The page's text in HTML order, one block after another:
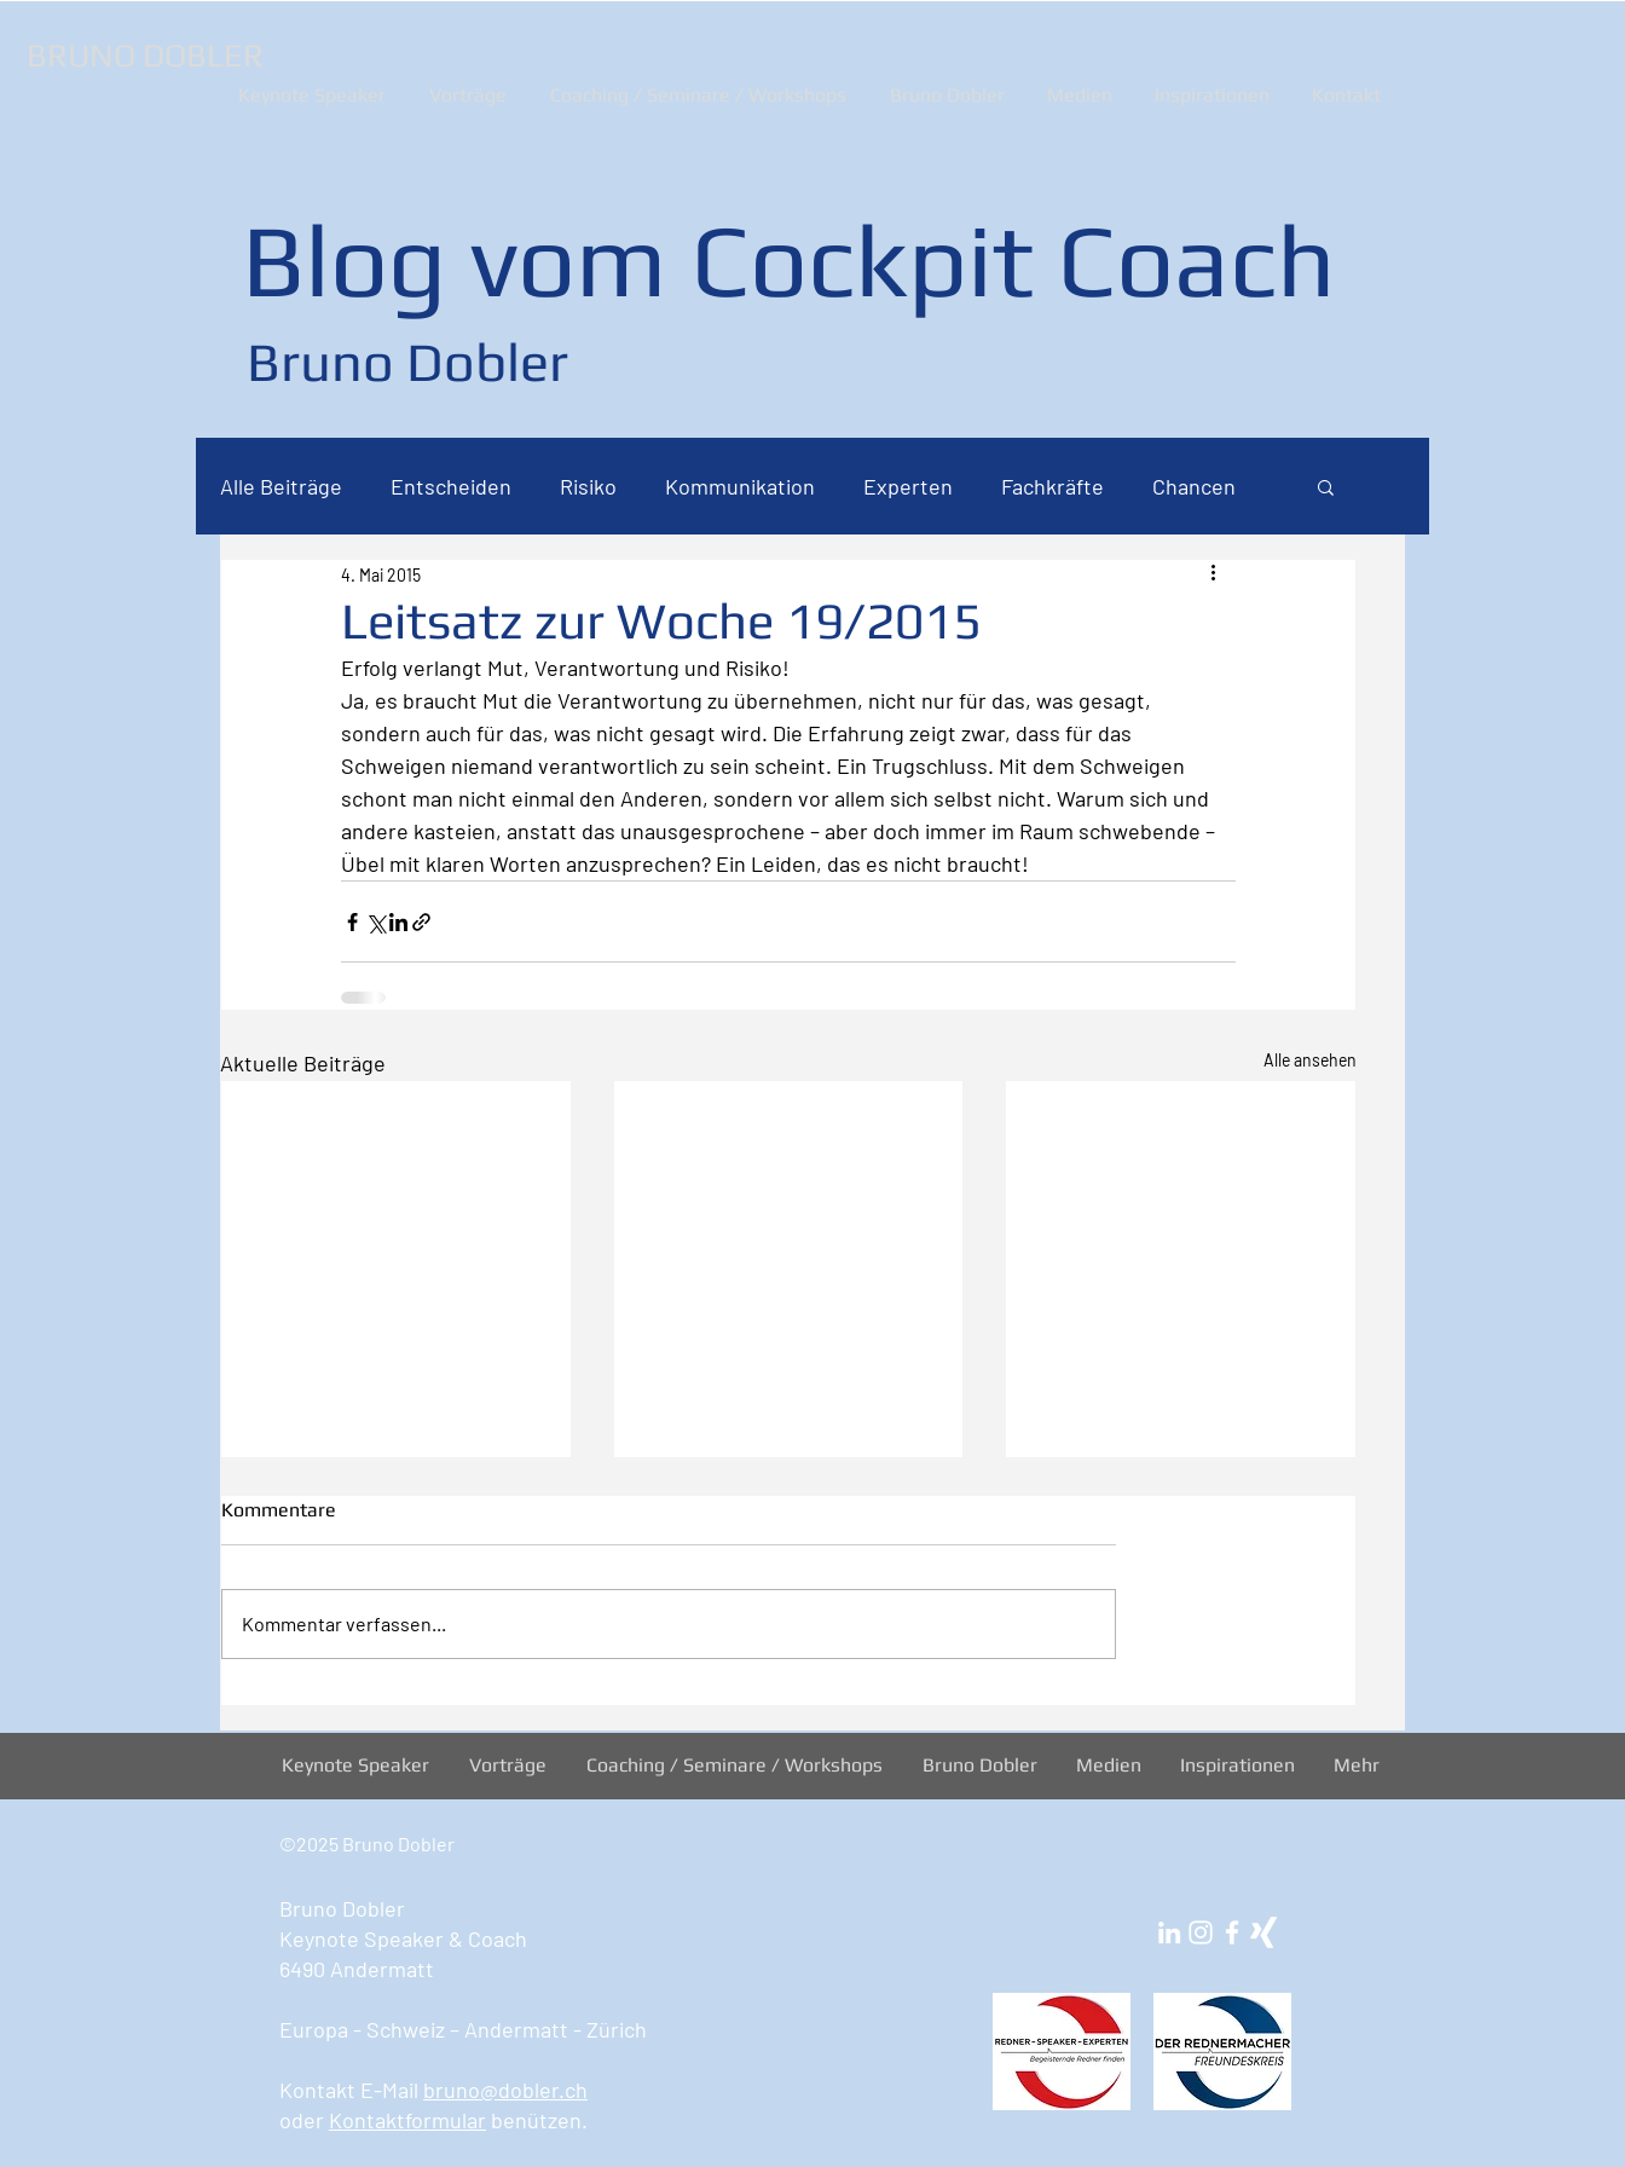
BRUNO DOBLER
Keynote Speaker Vorträge Coaching / Seminare / Workshops Bruno Dobler Medien Inspirationen Kontakt
Blog vom Cockpit Coach
Bruno Dobler
Alle Beiträge Entscheiden Risiko Kommunikation Experten Fachkräfte Chancen
Lebenspilot
Sicherheit Inspiration Leadership Freude
Wirken, Wirkung Keynote Risiko Glück Mut Change
Leitsatz zur Woche 19/2015
4. Mai 2015
Erfolg verlangt Mut, Verantwortung und Risiko!
Ja, es braucht Mut die Verantwortung zu übernehmen, nicht nur für das, was gesagt,
sondern auch für das, was nicht gesagt wird. Die Erfahrung zeigt zwar, dass für das
Schweigen niemand verantwortlich zu sein scheint. Ein Trugschluss. Mit dem Schweigen
schont man nicht einmal den Anderen, sondern vor allem sich selbst nicht. Warum sich und
andere kasteien, anstatt das unausgesprochene – aber doch immer im Raum schwebende –
Übel mit klaren Worten anzusprechen? Ein Leiden, das es nicht braucht!
Aktuelle Beiträge Alle ansehen
Kommentare
Kommentar verfassen...
Keynote Speaker Vorträge Coaching / Seminare / Workshops Bruno Dobler Medien Inspirationen Mehr
©2025 Bruno Dobler
Bruno Dobler
Keynote Speaker & Coach
6490 Andermatt
Europa - Schweiz – Andermatt - Zürich
Kontakt E-Mail bruno@dobler.ch
oder Kontaktformular benützen.